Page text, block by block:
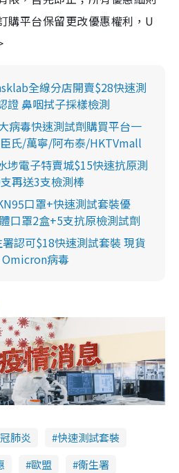
購平台保留更改優惠權利，U
全線分店開賣$28快速測
證 鼻咽拭子採樣檢測
病毒快速測試劑購買平台一
氏/萬寧/阿布泰/HKTVmall
埗電子特賣城$15快速抗原測
再送3支檢測棒
口罩+快速測試套裝優
口罩2盒+5支抗原檢測試劑
認可$18快速測試套裝 現貨
病毒
肺炎
快速測試套裝
歐盟
衞生署